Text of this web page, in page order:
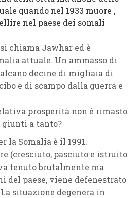
quando nel 1933 muore ,
nel paese dei somali
chiama Jawhar ed è
attuale. Un ammasso di
decine di migliaia di
e di scampo dalla guerra e
prosperità non è rimasto
giunti a tanto?
la Somalia è il 1991.
(cresciuto, pasciuto e istruito
tenuto brutalmente ma
del paese, viene defenestrato
situazione degenera in